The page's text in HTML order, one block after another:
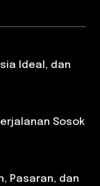
Ideal, dan
Sosok
Pasaran, dan